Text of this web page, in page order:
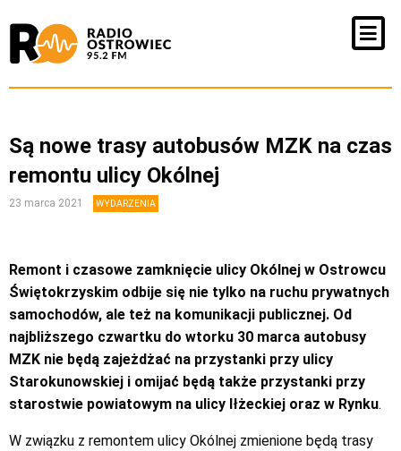
Są nowe trasy autobusów MZK na czas
remontu ulicy Okólnej
23 marca 2021 WYDARZENIA
Remont i czasowe zamknięcie ulicy Okólnej w Ostrowcu
Świętokrzyskim odbije się nie tylko na ruchu prywatnych
samochodów, ale też na komunikacji publicznej. Od
najbliższego czwartku do wtorku 30 marca autobusy
MZK nie będą zajeżdżać na przystanki przy ulicy
Starokunowskiej i omijać będą także przystanki przy
starostwie powiatowym na ulicy Iłżeckiej oraz w Rynku.
W związku z remontem ulicy Okólnej zmienione będą trasy